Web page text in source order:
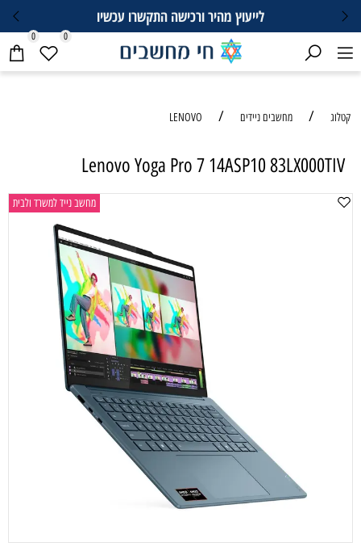
לייעוץ מהיר ורכישה התקשרו עכשיו
0 0
קטלוג / מחשבים ניידים /
LENOVO
Lenovo Yoga Pro 7 14ASP10 83LX000TIV
מחשב נייד למשרד ולבית